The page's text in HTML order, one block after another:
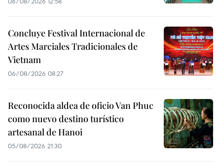
Concluye Festival Internacional de
Artes Marciales Tradicionales de
Vietnam
06/08/2026 08:27
Reconocida aldea de oficio Van Phuc
como nuevo destino turístico
artesanal de Hanoi
05/08/2026 21:30